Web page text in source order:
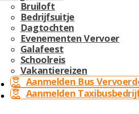
Bruiloft
Bedrijfsuitje
Dagtochten
Evenementen Vervoer
Galafeest
Schoolreis
Vakantiereizen
Aanmelden Bus
Aanmelden